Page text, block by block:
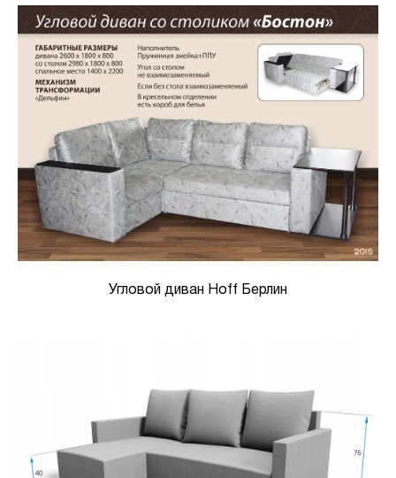
Угловой диван Hoff Берлин